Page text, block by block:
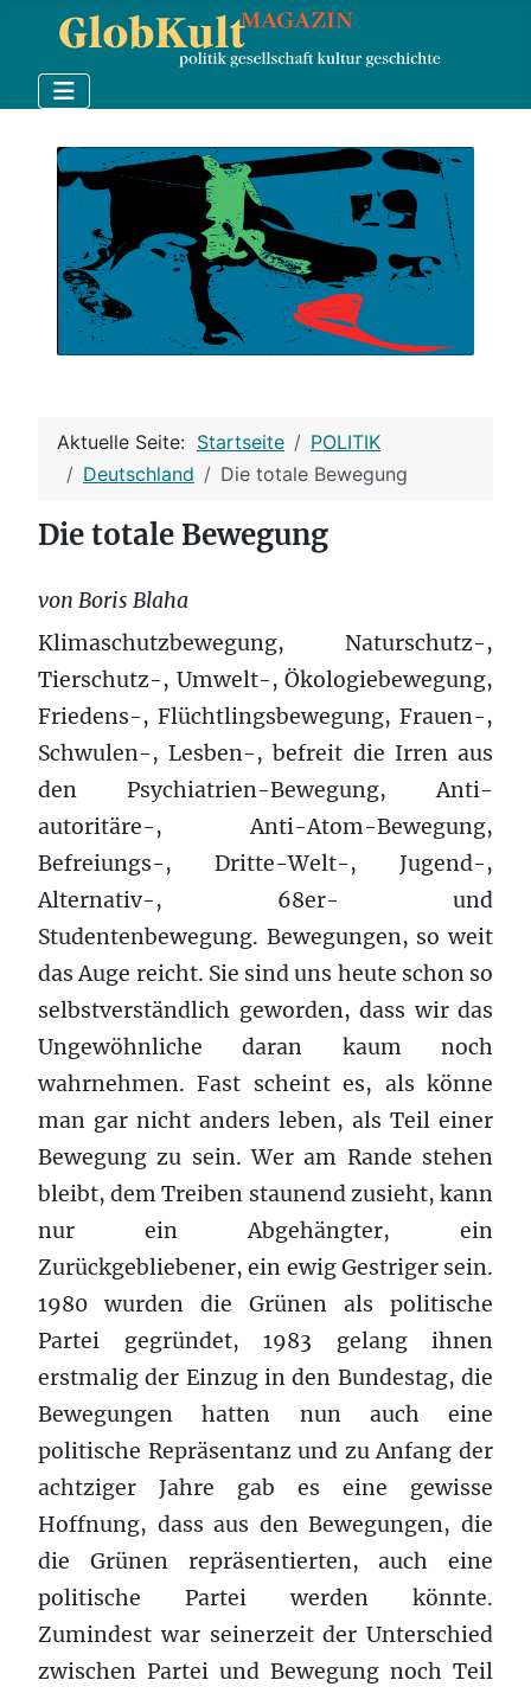
Aktuelle Seite: Startseite
POLITIK
Deutschland
Die totale Bewegung
Die totale Bewegung
von Boris Blaha
Klimaschutzbewegung, Naturschutz-,
Tierschutz-, Umwelt-, Ökologiebewegung,
Friedens-, Flüchtlingsbewegung, Frauen-,
Schwulen-, Lesben-, befreit die Irren aus
den Psychiatrien-Bewegung, Anti-
autoritäre-, Anti-Atom-Bewegung,
Befreiungs-, Dritte-Welt-, Jugend-,
Alternativ-, 68er- und
Studentenbewegung. Bewegungen, so weit
das Auge reicht. Sie sind uns heute schon so
selbstverständlich geworden, dass wir das
Ungewöhnliche daran kaum noch
wahrnehmen. Fast scheint es, als könne
man gar nicht anders leben, als Teil einer
Bewegung zu sein. Wer am Rande stehen
bleibt, dem Treiben staunend zusieht, kann
nur ein Abgehängter, ein
Zurückgebliebener, ein ewig Gestriger sein.
1980 wurden die Grünen als politische
Partei gegründet, 1983 gelang ihnen
erstmalig der Einzug in den Bundestag, die
Bewegungen hatten nun auch eine
politische Repräsentanz und zu Anfang der
achtziger Jahre gab es eine gewisse
Hoffnung, dass aus den Bewegungen, die
die Grünen repräsentierten, auch eine
politische Partei werden könnte.
Zumindest war seinerzeit der Unterschied
zwischen Partei und Bewegung noch Teil